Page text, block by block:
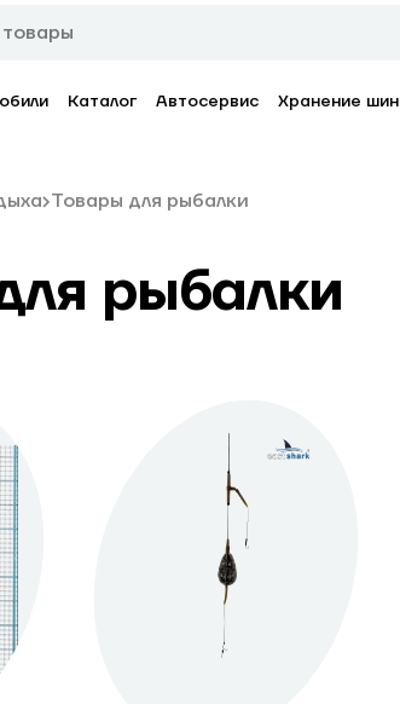
Каталог Автосервис Хранение шин
Товары для рыбалки
рыбалки